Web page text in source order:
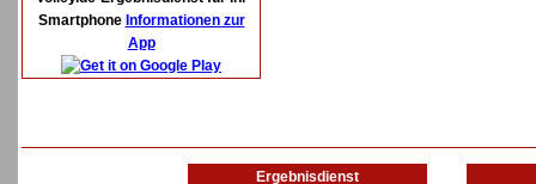
Smartphone Informationen zur
App
Ergebnisdienst